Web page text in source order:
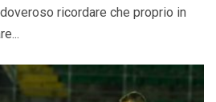
ricordare che proprio in